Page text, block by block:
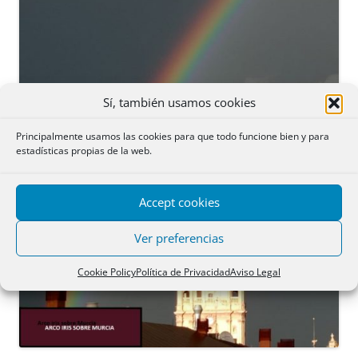
Sí, también usamos cookies
Principalmente usamos las cookies para que todo funcione bien y para
estadísticas propias de la web.
Accept cookies
Ver preferencias
Cookie PolicyPolítica de PrivacidadAviso Legal